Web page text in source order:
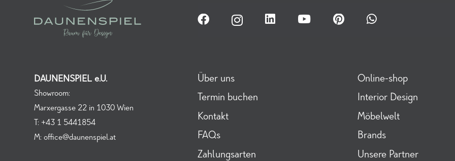
DAUNENSPIEL e.U.
Showroom:
Marxergasse 22 in 1030 Wien
T: +43 1 5441854
M: office@daunenspiel.at
Über uns
Termin buchen
Kontakt
FAQs
Zahlungsarten
Online-shop
Interior Design
Möbelwelt
Brands
Unsere Partner